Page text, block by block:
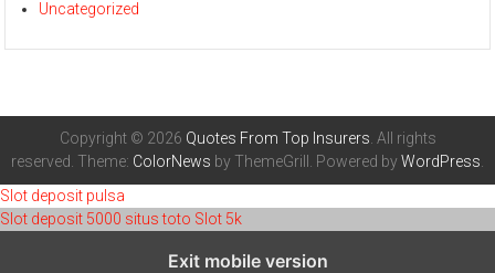
Uncategorized
Copyright © 2026 Quotes From Top Insurers . All rights
reserved. Theme: ColorNews by ThemeGrill. Powered byWordPress
Slot deposit pulsa
Slot deposit 5000 situs toto Slot 5k
Exit mobile version